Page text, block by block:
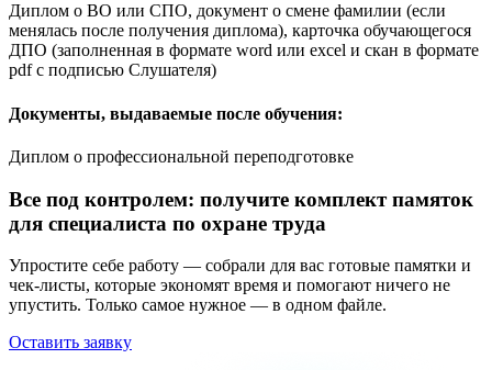
Диплом о ВО или СПО, документ о смене фамилии (если
менялась после получения диплома), карточка обучающегося
ДПО (заполненная в формате word или excel и скан в формате
pdf с подписью Слушателя)
Документы, выдаваемые после обучения:
Диплом о профессиональной переподготовке
Все под контролем: получите комплект памяток
для специалиста по охране труда
Упростите себе работу — собрали для вас готовые памятки и
чек-листы, которые экономят время и помогают ничего не
упустить. Только самое нужное — в одном файле.
Оставить заявку